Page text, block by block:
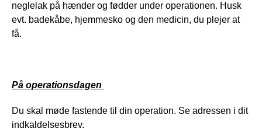
neglelak på hænder og fødder under operationen. Husk
evt. badekåbe, hjemmesko og den medicin, du plejer at
få.
På operationsdagen
Du skal møde fastende til din operation. Se adressen i dit
indkaldelsesbrev.